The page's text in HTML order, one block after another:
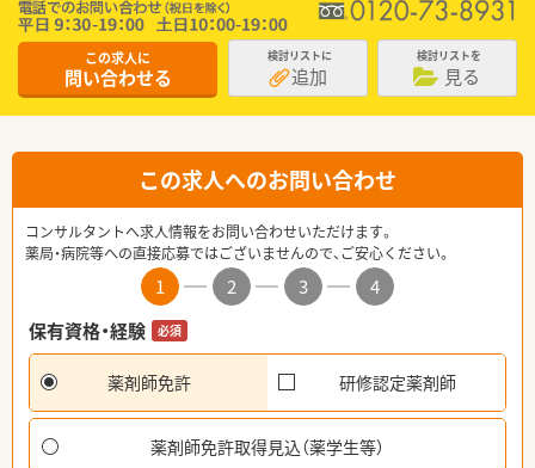
この求人に
問い合わせる
検討リストに
追加
検討リストを
見る
この求人へのお問い合わせ
コンサルタントへ求人情報をお問い合わせいただけます。
薬局・病院等への直接応募ではございませんので、ご安心ください。
1 2 3
4
保有資格・経験
必須
薬剤師免許 研修認定薬剤師
薬剤師免許取得見込（薬学生等）